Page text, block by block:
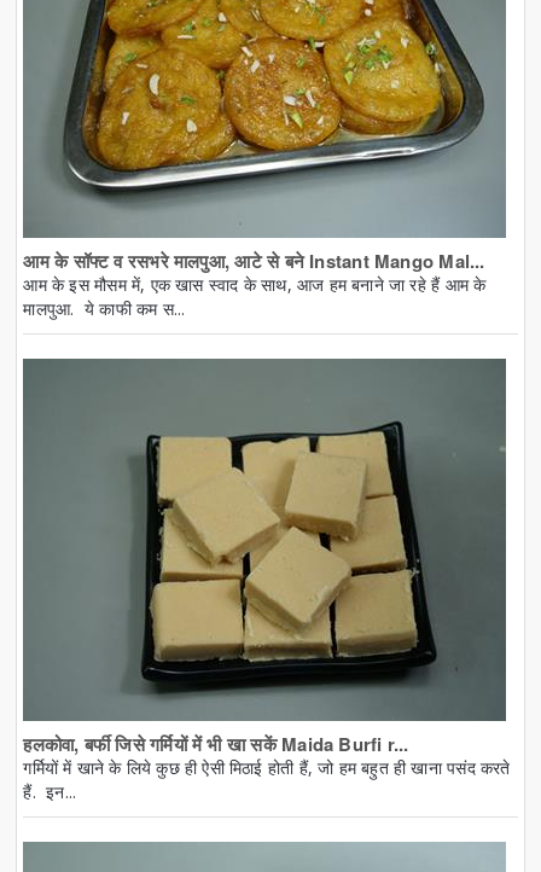
आम के सॉफ्ट व रसभरे मालपुआ, आटे से बने Instant Mango Mal...
आम के इस मौसम में, एक खास स्वाद के साथ, आज हम बनाने जा रहे हैं आम के
मालपुआ. ये काफी कम स...
हलकोवा, बर्फी जिसे गर्मियों में भी खा सकें Maida Burfi r...
गर्मियों में खाने के लिये कुछ ही ऐसी मिठाई होती हैं, जो हम बहुत ही खाना पसंद करते
हैं. इन...